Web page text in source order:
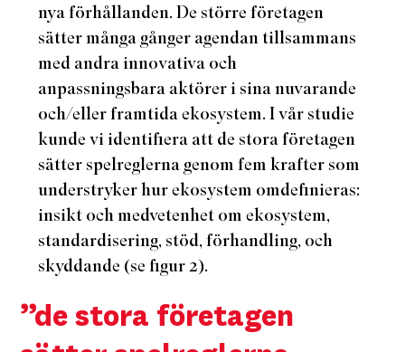
nya förhållanden. De större företagen
sätter många gånger agendan tillsammans
med andra innovativa och
anpassningsbara aktörer i sina nuvarande
och/eller framtida ekosystem. I vår studie
kunde vi identifiera att de stora företagen
sätter spelreglerna genom fem krafter som
understryker hur ekosystem omdefinieras:
insikt och medvetenhet om ekosystem,
standardisering, stöd, förhandling, och
skyddande (se figur 2).
”de stora företagen